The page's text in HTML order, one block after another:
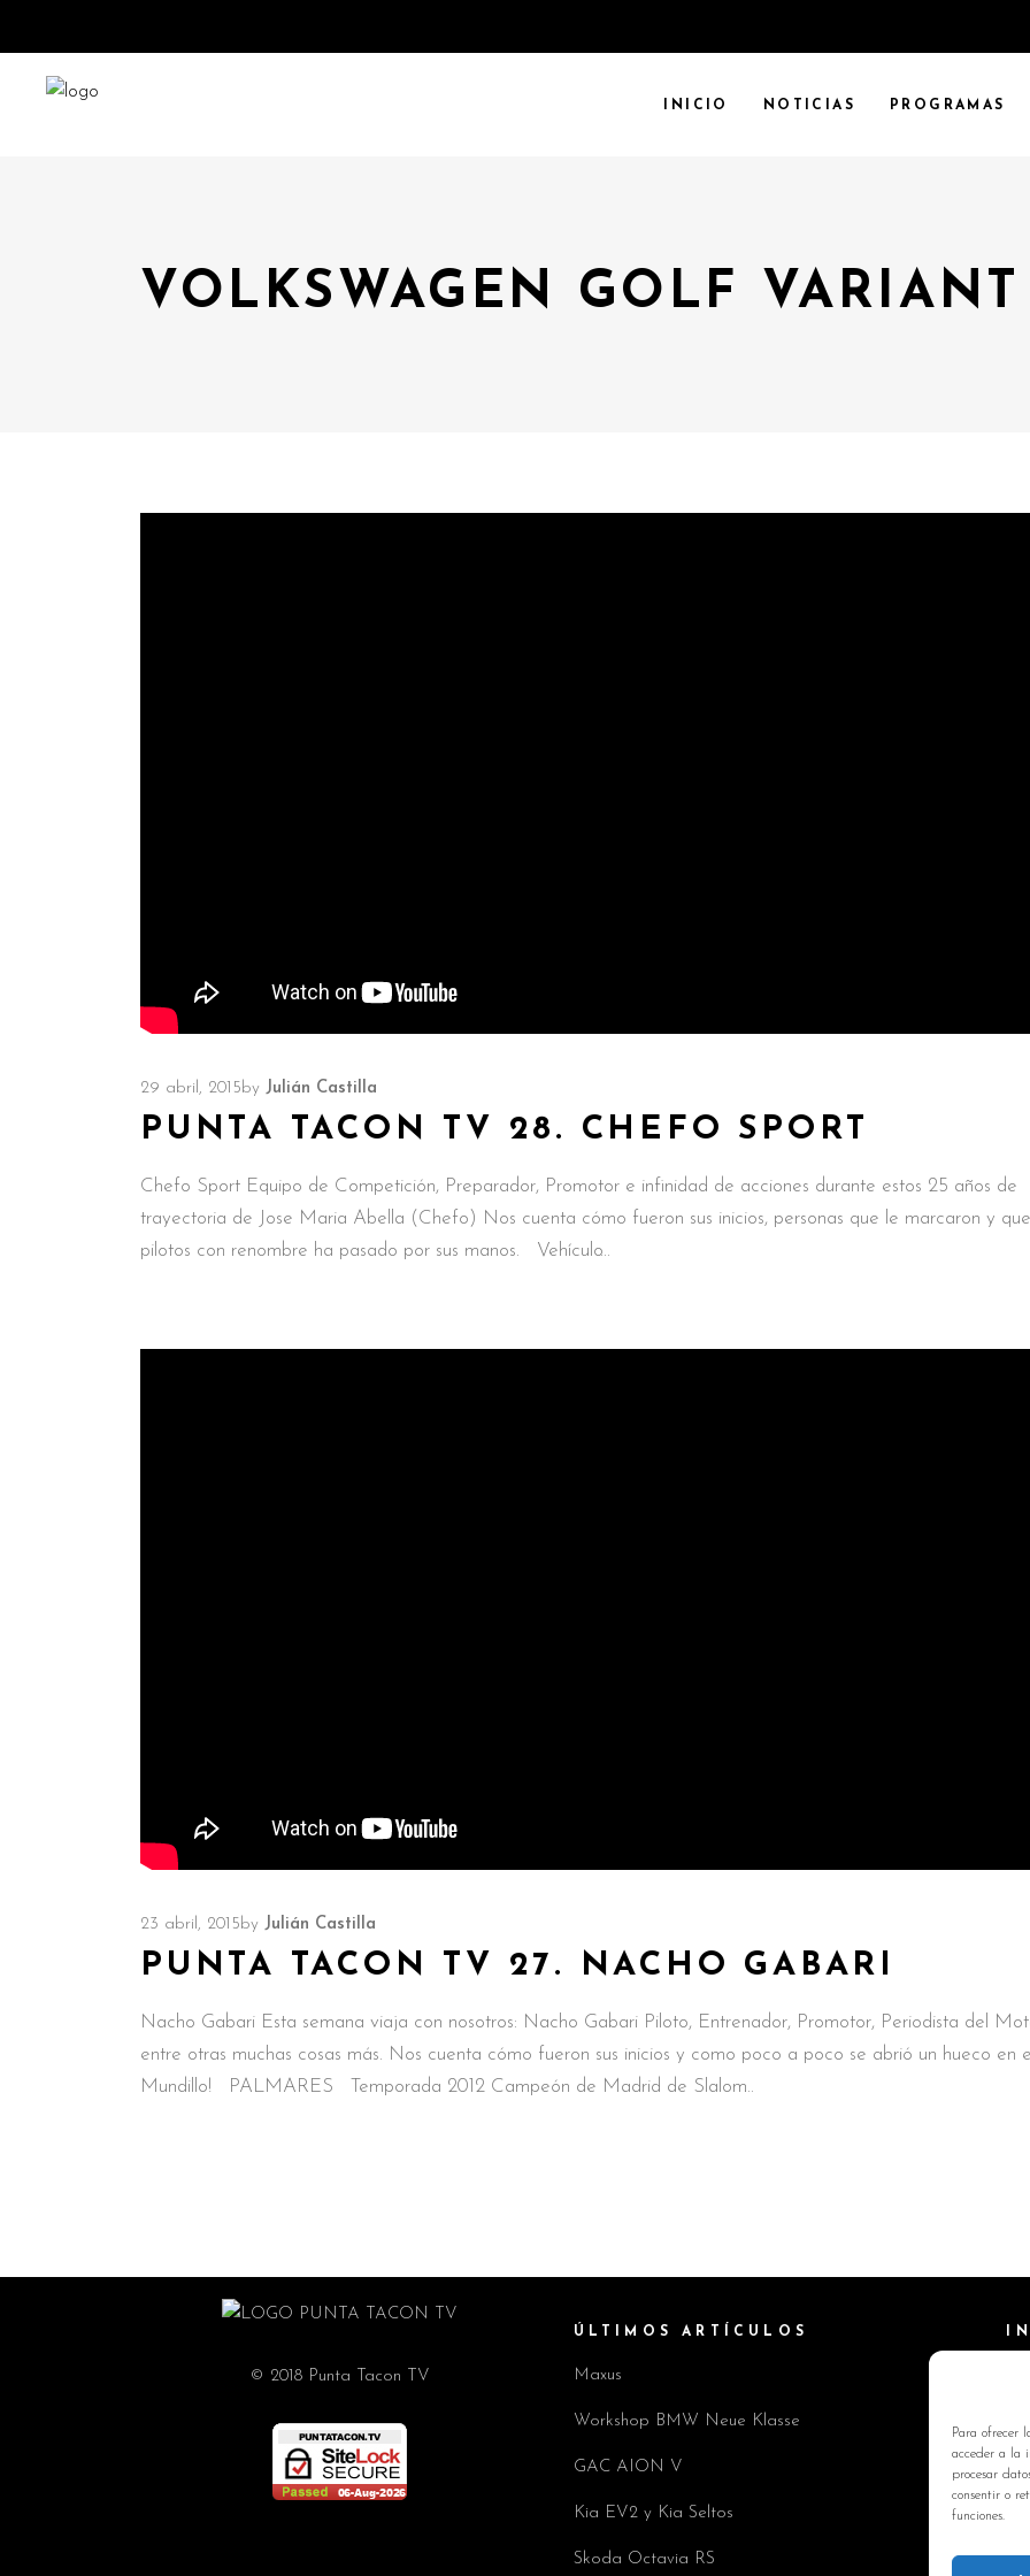
Para ofrecer
acceder a la
procesar
consentir o
funciones.
INICIO NOTICIAS PROGRAMAS
VOLKSWAGEN GOLF VARIANT
29 abril, 2015 by Julián Castilla
PUNTA TACON TV 28. CHEFO SPORT
Chefo Sport Equipo de Competición, Preparador, Promotor e infinidad de acciones durante estos 25 años de
trayectoria de Jose Maria Abella (Chefo) Nos cuenta cómo fueron sus inicios, personas que le marcaron y que
pilotos con renombre ha pasado por sus manos. Vehículo
23 abril, 2015 by Julián Castilla
PUNTA TACON TV 27. NACHO GABARI
Nacho Gabari Esta semana viaja con nosotros: Nacho Gabari Piloto, Entrenador, Promotor, Periodista del
entre otras muchas cosas más. Nos cuenta cómo fueron sus inicios y como poco a poco se abrió un hueco en
Mundillo! PALMARES Temporada 2012 Campeón de Madrid de Slalom
© 2018 Punta Tacon TV
ÚLTIMOS ARTÍCULOS
Maxus
Workshop BMW Neue Klasse
GAC AION V
Kia EV2 y Kia Seltos
Skoda Octavia RS